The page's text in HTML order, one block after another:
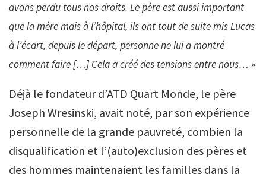
avons perdu tous nos droits. Le père est aussi important
que la mère mais à l’hôpital, ils ont tout de suite mis Lucas
à l’écart, depuis le départ, personne ne lui a montré
comment faire […] Cela a créé des tensions entre nous… »
Déjà le fondateur d’ATD Quart Monde, le père
Joseph Wresinski, avait noté, par son expérience
personnelle de la grande pauvreté, combien la
disqualification et l’(auto)exclusion des pères et
des hommes maintenaient les familles dans la